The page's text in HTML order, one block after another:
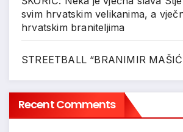
svim hrvatskim velikanima, a
hrvatskim braniteljima
STREETBALL “BRANIMIR
Recent Comments